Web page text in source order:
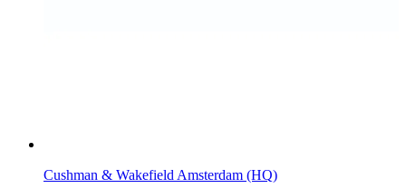
Cushman & Wakefield Amsterdam (HQ)